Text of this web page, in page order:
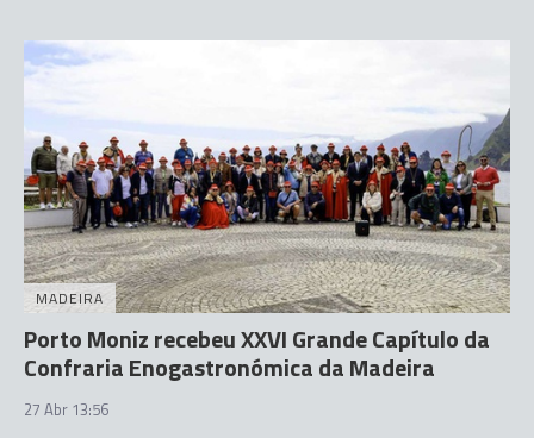
MADEIRA
Porto Moniz recebeu XXVI Grande Capítulo da
Confraria Enogastronómica da Madeira
27 Abr 13:56